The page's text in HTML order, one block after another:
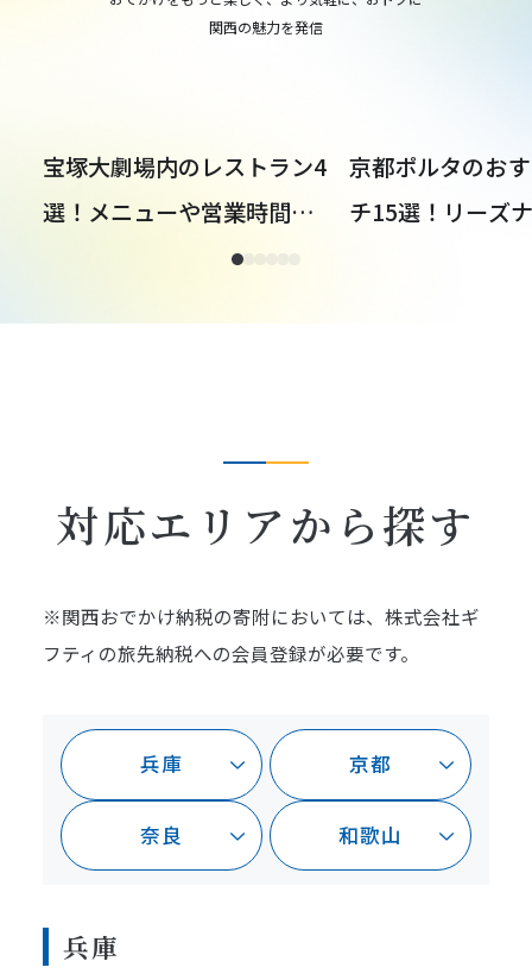
関西の魅力を発信
宝塚大劇場内のレストラン4
選！メニューや営業時間、
予約についても解説
京都ポルタのお
チ15選！リーズ
対応エリアから探す
※関西おでかけ納税の寄附においては、株式会社ギ
フティの旅先納税への会員登録が必要です。
兵庫 京都
奈良 和歌山
兵庫